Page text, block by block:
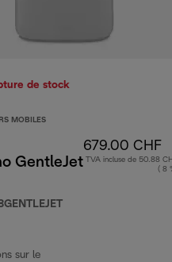
de stock
MOBILES
GentleJet
679.00 CHF
TVA incluse de 50.88
( 8
sur le